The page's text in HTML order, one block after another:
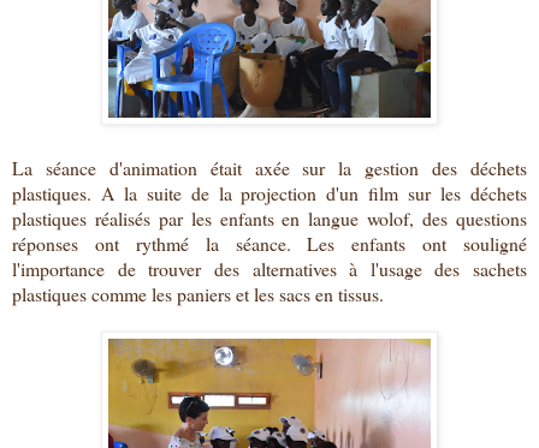
La séance d'animation était axée sur la gestion des déchets
plastiques. A la suite de la projection d'un film sur les déchets
plastiques réalisés par les enfants en langue wolof, des questions
réponses ont rythmé la séance. Les enfants ont souligné
l'importance de trouver des alternatives à l'usage des sachets
plastiques comme les paniers et les sacs en tissus.